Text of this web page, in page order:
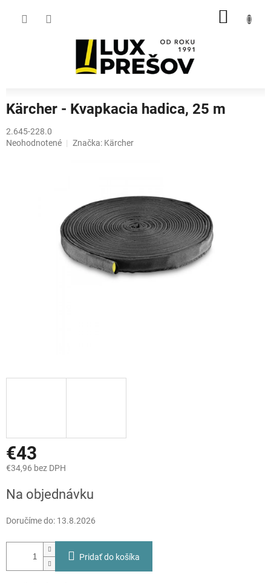
Kärcher - Kvapkacia hadica, 25 m
2.645-228.0
Priemerné
Neohodnotené Značka: Kärcher
€43
€34,96 bez DPH
cena:
Na objednávku
Doručíme do: 13.8.2026
Pridať do košíka